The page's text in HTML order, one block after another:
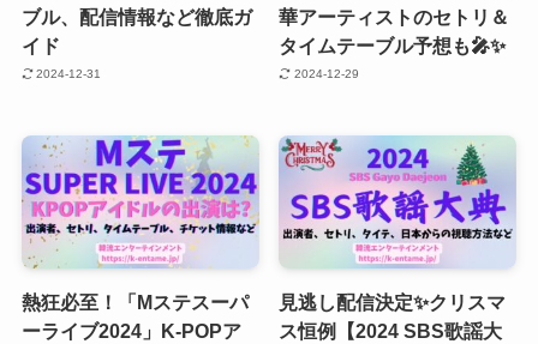
ブル、配信情報など徹底ガ
イド
2024-12-31
華アーティストのセトリ＆
タイムテーブル予想も🎤✨
2024-12-29
熱狂必至！「Mステスーパ
ーライブ2024」K-POPア
見逃し配信決定✨クリスマ
ス恒例【2024 SBS歌謡大